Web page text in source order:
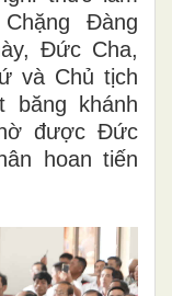
Đàng
Đức Cha,
và Chủ tịch
băng khánh
được Đức
hoan tiến